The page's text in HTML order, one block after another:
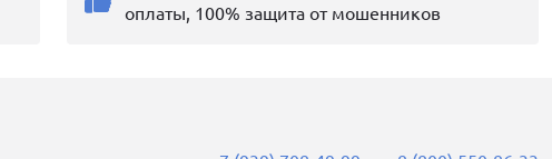
оплаты, 100% защита от мошенников